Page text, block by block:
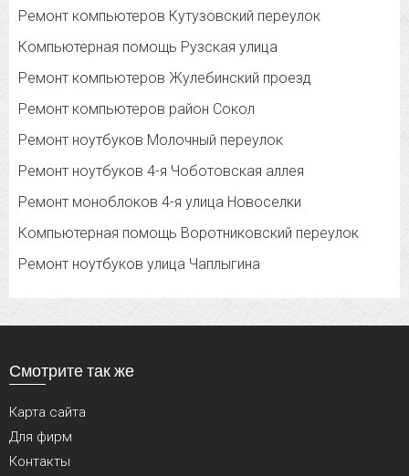
Ремонт компьютеров Кутузовский переулок
Компьютерная помощь Рузская улица
Ремонт компьютеров Жулебинский проезд
Ремонт компьютеров район Сокол
Ремонт ноутбуков Молочный переулок
Ремонт ноутбуков 4-я Чоботовская аллея
Ремонт моноблоков 4-я улица Новоселки
Компьютерная помощь Воротниковский переулок
Ремонт ноутбуков улица Чаплыгина
Смотрите так же
Карта сайта
Для фирм
Контакты